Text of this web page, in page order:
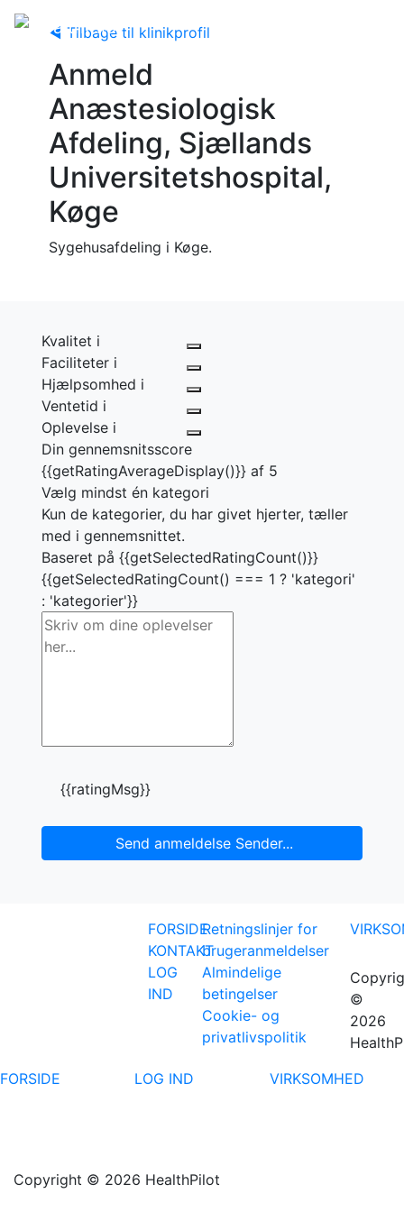
◀ Tilbage til klinikprofil
Anmeld
Anæstesiologisk
Afdeling, Sjællands
Universitetshospital,
Køge
Sygehusafdeling i Køge.
Kvalitet i
Faciliteter i
Hjælpsomhed i
Ventetid i
Oplevelse i
Din gennemsnitsscore
{{getRatingAverageDisplay()}} af 5
Vælg mindst én kategori
Kun de kategorier, du har givet hjerter, tæller
med i gennemsnittet.
Baseret på {{getSelectedRatingCount()}}
{{getSelectedRatingCount() === 1 ? 'kategori'
: 'kategorier'}}
{{ratingMsg}}
Send anmeldelse Sender...
FORSIDE
KONTAKT
LOG
IND
Retningslinjer for
brugeranmeldelser
Almindelige
betingelser
Cookie- og
privatlivspolitik
©
2026
FORSIDE
LOG IND VIRKSOMHED
Copyright © 2026 HealthPilot